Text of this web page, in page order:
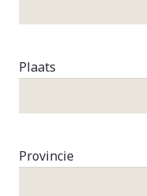
Plaats
Provincie